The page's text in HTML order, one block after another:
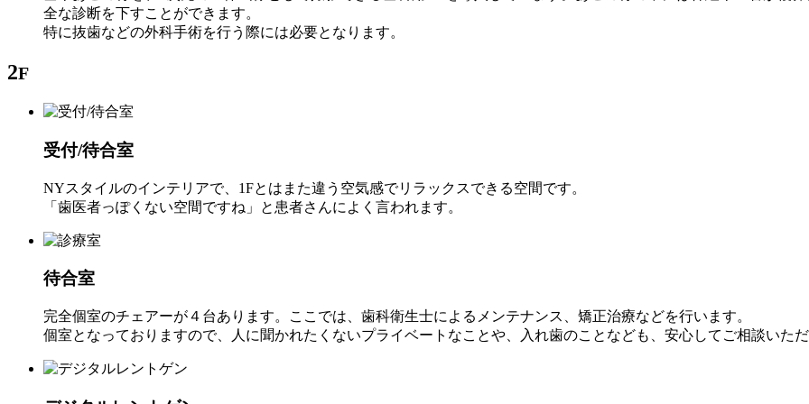
全な診断を下すことができます。
特に抜歯などの外科手術を行う際には必要となります。
2F
受付/待合室
NYスタイルのインテリアで、1Fとはまた違う空気感でリラックスできる空間です。
「歯医者っぽくない空間ですね」と患者さんによく言われます。
待合室
完全個室のチェアーが４台あります。ここでは、歯科衛生士によるメンテナンス、矯正治療などを行います。
個室となっておりますので、人に聞かれたくないプライベートなことや、入れ歯のことなども、安心してご相談いた